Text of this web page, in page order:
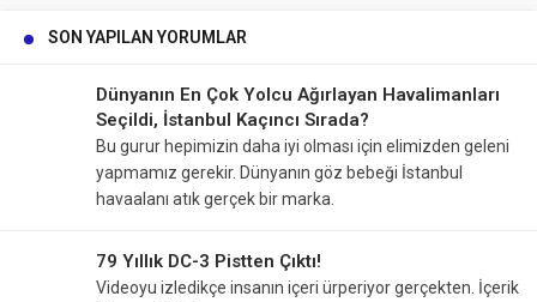
SON YAPILAN YORUMLAR
Dünyanın En Çok Yolcu Ağırlayan Havalimanları
Seçildi, İstanbul Kaçıncı Sırada?
Bu gurur hepimizin daha iyi olması için elimizden geleni
yapmamız gerekir. Dünyanın göz bebeği İstanbul
havaalanı atık gerçek bir marka.
79 Yıllık DC-3 Pistten Çıktı!
Videoyu izledikçe insanın içeri ürperiyor gerçekten. İçerik